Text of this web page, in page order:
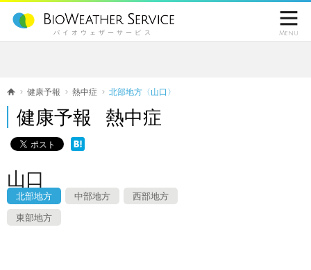
バイオウェザーサービス

Menu
健康予報 熱中症 北部地方〈山口〉
健康予報 熱中症
山口
北部地方 中部地方 西部地方
東部地方